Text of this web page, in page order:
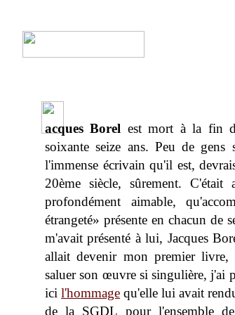
acques Borel est mort à la fin
soixante seize ans. Peu de
l'immense écrivain qu'il est,
20ème siècle, sûrement.
profondément aimable,
étrangeté» présente en chacun de
m'avait présenté à lui, Jacques
allait devenir mon premier
saluer son œuvre si singulière, j'ai
icil'hommage qu'elle lui avait
de la SGDL pour l'ensemble